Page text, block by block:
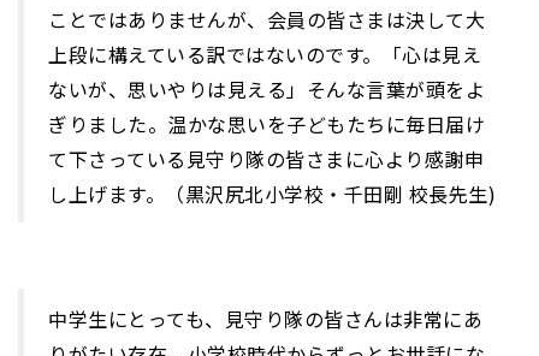
ことではありませんが、会員の皆さまは決して大
上段に構えている訳ではないのです。「心は見え
ないが、思いやりは見える」そんな言葉が頭をよ
ぎりました。温かな思いを子どもたちに毎日届け
て下さっている見守り隊の皆さまに心より感謝申
し上げます。（黒沢尻北小学校・千田剛 校長先生)
中学生にとっても、見守り隊の皆さんは非常にあ